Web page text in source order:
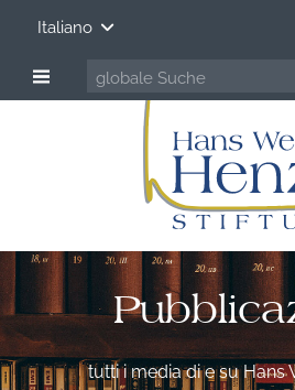
Italiano
tutti i media di e su Hans